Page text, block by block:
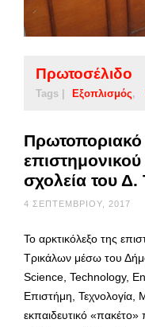
Πρωτοσέλιδο
Tags | Εξοπλισμός
σχολεία του Δ.
4 ΣΕΠΤΕΜΒΡΊΟΥ, 2017
Το αρκτικόλεξο της
Τρικάλων μέσω του
Science, Technology,
Επιστήμη, Τεχνολογία,
εκπαιδευτικό